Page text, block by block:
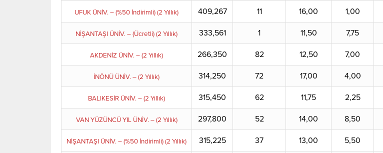
UFUK ÜNİV. – (%50 İndirimli) (2 Yıllık) 409,267 11 16,00 1,00
NİŞANTAŞI ÜNİV. – (Ücretli) (2 Yıllık) 333,561 1 11,50 7,75
AKDENİZ ÜNİV. – (2 Yıllık) 266,350 82 12,50 7,00
İNÖNÜ ÜNİV. – (2 Yıllık) 314,250 72 17,00 4,00
BALIKESİR ÜNİV. – (2 Yıllık) 315,450 62 11,75 2,25
VAN YÜZÜNCÜ YIL ÜNİV. – (2 Yıllık) 297,800 52 14,00 8,50
NİŞANTAŞI ÜNİV. – (%50 İndirimli) (2 Yıllık) 315,225 37 13,00 5,50